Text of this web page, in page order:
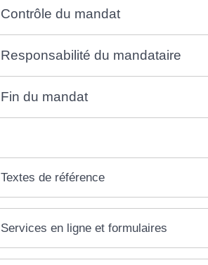
Contrôle du mandat
Responsabilité du mandataire
Fin du mandat
Textes de référence
Services en ligne et formulaires